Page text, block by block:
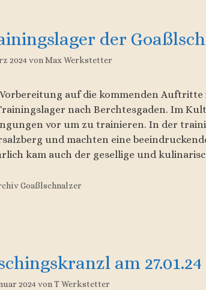
der
2024von Max Werkstetter
auf die kommenden
nach Berchtesgaden. Im
vor um zu trainieren. In der
und machten eine
kam auch der gesellige und
Goaßlschnalzer
am 27.01.24
2024von T Werkstetter